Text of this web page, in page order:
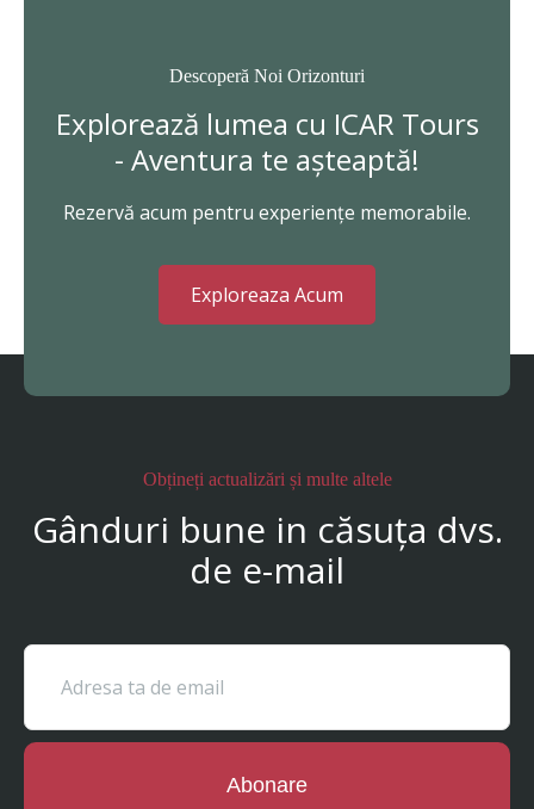
Descoperă Noi Orizonturi
Explorează lumea cu ICAR Tours
- Aventura te așteaptă!
Rezervă acum pentru experiențe memorabile.
Exploreaza Acum
Obțineți actualizări și multe altele
Gânduri bune in căsuța dvs.
de e-mail
Abonare